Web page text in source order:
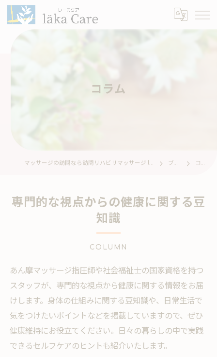
コラム
マッサージの訪問なら訪問リハビリマッサージ läka Care レーカケア ブログ コラム
専門的な視点からの健康に関する豆
知識
COLUMN
あん摩マッサージ指圧師や社会福祉士の国家資格を持つ
スタッフが、専門的な視点から健康に関する情報をお届
けします。身体の仕組みに関する豆知識や、日常生活で
気をつけたいポイントなどを掲載していますので、ぜひ
健康維持にお役立てください。日々の暮らしの中で実践
できるセルフケアのヒントも紹介いたします。